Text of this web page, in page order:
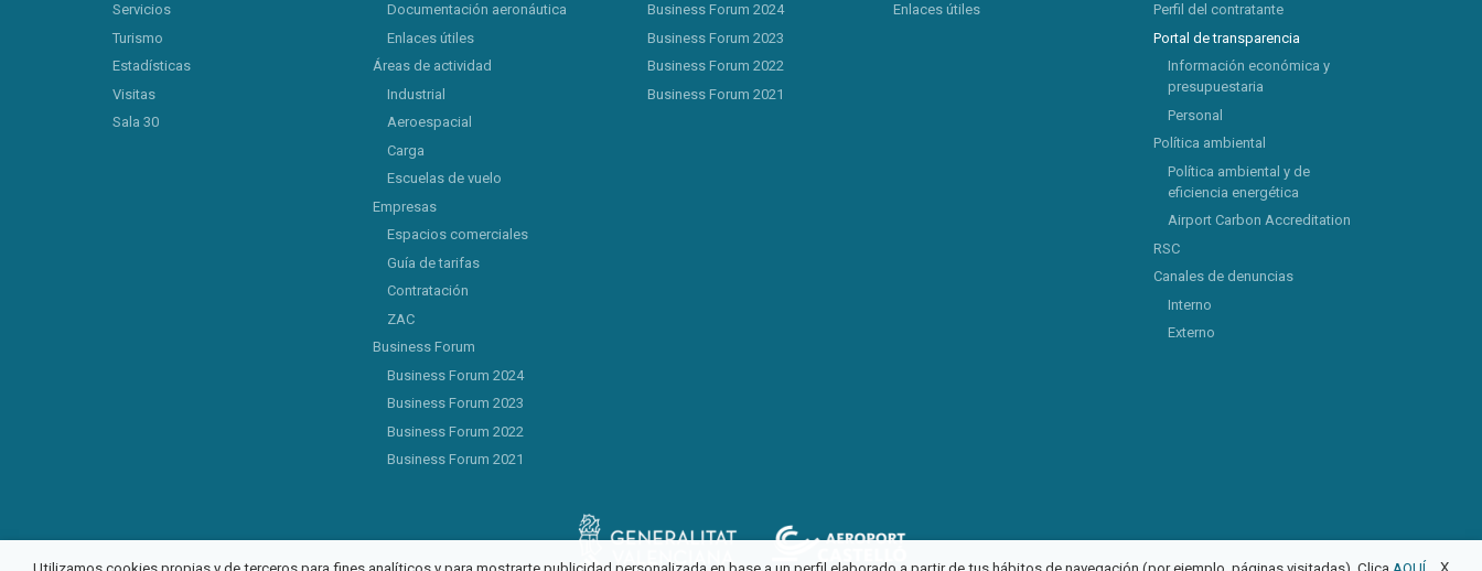
Servicios
Turismo
Estadísticas
Visitas
Sala 30
Documentación aeronáutica
Enlaces útiles
Áreas de actividad
Industrial
Aeroespacial
Carga
Escuelas de vuelo
Empresas
Espacios comerciales
Guía de tarifas
Contratación
ZAC
Business Forum
Business Forum 2024
Business Forum 2023
Business Forum 2022
Business Forum 2021
Business Forum 2024
Business Forum 2023
Business Forum 2022
Business Forum 2021
Enlaces útiles
Perfil del contratante
Portal de transparencia
Información económica y
presupuestaria
Personal
Política ambiental
Política ambiental y de
eficiencia energética
Airport Carbon Accreditation
RSC
Canales de denuncias
Interno
Externo
X